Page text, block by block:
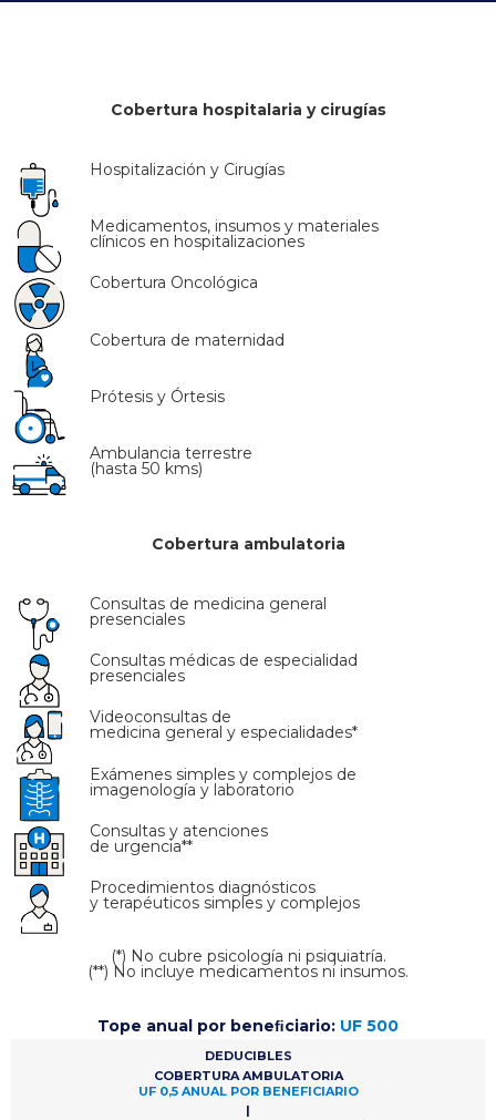
Cobertura hospitalaria y cirugías
Hospitalización y Cirugías
Medicamentos, insumos y materiales
clínicos en hospitalizaciones
Cobertura Oncológica
Cobertura de maternidad
Prótesis y Órtesis
Ambulancia terrestre
(hasta 50 kms)
Cobertura ambulatoria
Consultas de medicina general
presenciales
Consultas médicas de especialidad
presenciales
Videoconsultas de
medicina general y especialidades*
Exámenes simples y complejos de
imagenología y laboratorio
Consultas y atenciones
de urgencia**
Procedimientos diagnósticos
y terapéuticos simples y complejos
(*) No cubre psicología ni psiquiatría.
(**) No incluye medicamentos ni insumos.
Tope anual por beneﬁciario: UF 500
DEDUCIBLES
COBERTURA AMBULATORIA
UF 0,5 ANUAL POR BENEFICIARIO
|